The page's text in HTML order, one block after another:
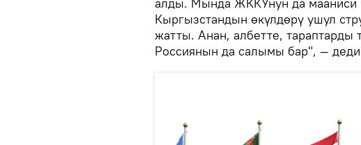
Кыргызстандын өкүлдөрү ушул
жатты. Анан, албетте, тараптарды
Россиянын да салымы бар", —